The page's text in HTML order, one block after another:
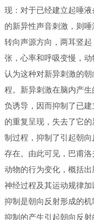
现：对于已经建立起唾
的新异性声音刺激，则
转向声源方向，两耳竖
张，心率和呼吸变慢，
认为这种对新异刺激的
程。新异刺激在脑内产
负诱导，因而抑制了已
的重复呈现，失去了它
制过程，抑制了引起朝
存在。由此可见，巴甫
动物的行为变化，概括
神经过程及其运动规律
抑制是朝向反射形成的
抑制的产生引起朝向反射